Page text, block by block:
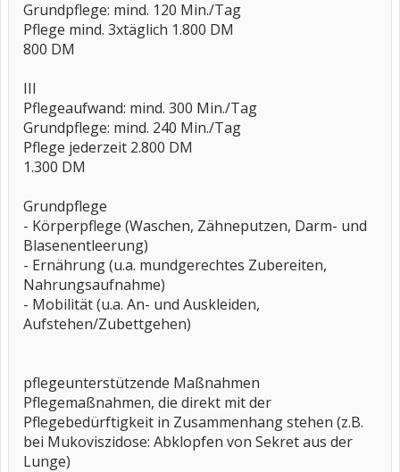
Grundpflege: mind. 120 Min./Tag
Pflege mind. 3xtäglich 1.800 DM
800 DM
III
Pflegeaufwand: mind. 300 Min./Tag
Grundpflege: mind. 240 Min./Tag
Pflege jederzeit 2.800 DM
1.300 DM
Grundpflege
- Körperpflege (Waschen, Zähneputzen, Darm- und
Blasenentleerung)
- Ernährung (u.a. mundgerechtes Zubereiten,
Nahrungsaufnahme)
- Mobilität (u.a. An- und Auskleiden,
Aufstehen/Zubettgehen)
pflegeunterstützende Maßnahmen
Pflegemaßnahmen, die direkt mit der
Pflegebedürftigkeit in Zusammenhang stehen (z.B.
bei Mukoviszidose: Abklopfen von Sekret aus der
Lunge)